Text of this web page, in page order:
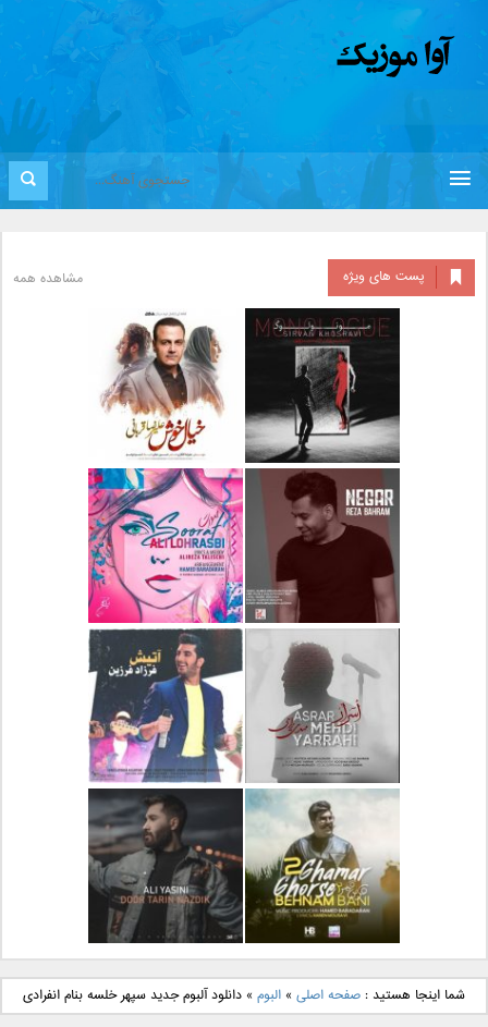
پست های ویژه مشاهده همه
دانلود آلبوم جدید سیروان
خسروی بنام مونولوگ
دانلود آهنگ جدید علیرضا
قربانی بنام خیال خوش
دانلود آهنگ جدید رضا
بهرام بنام نگار
دانلود آهنگ جدید علی
لهراسبی بنام صورت
دانلود آهنگ جدید مهدی
یراحی بنام اسرار
دانلود آهنگ جدید فرزاد
فرزین بنام آتیش
دانلود آهنگ جدید بهنام
بانی بنام قرص قمر 2
دانلود آهنگ جدید علی
یاسینی بنام دورترین نزدیک
شما اینجا هستید :صفحه اصلی »البوم »دانلود آلبوم جدید سپهر خلسه بنام انفرادی